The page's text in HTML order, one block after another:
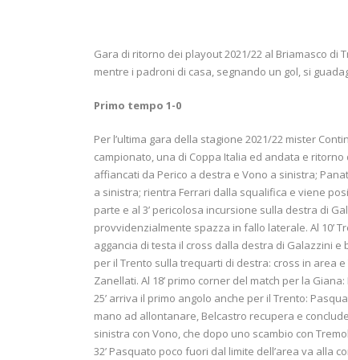
Gara di ritorno dei playout 2021/22 al Briamasco di
mentre i padroni di casa, segnando un gol, si
Primo tempo 1-0
Per l’ultima gara della stagione 2021/22 mister
campionato, una di Coppa Italia ed andata e
affiancati da Perico a destra e Vono a sinistra;
a sinistra; rientra Ferrari dalla squalifica e viene
parte e al 3’ pericolosa incursione sulla destra di
provvidenzialmente spazza in fallo laterale. Al 10’
aggancia di testa il cross dalla destra di Galazzini e
per il Trento sulla trequarti di destra: cross in area
Zanellati. Al 18’ primo corner del match per la
25’ arriva il primo angolo anche per il Trento:
mano ad allontanare, Belcastro recupera e
sinistra con Vono, che dopo uno scambio con
32’ Pasquato poco fuori dal limite dell’area va alla